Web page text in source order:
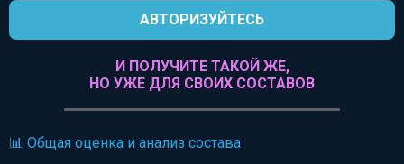
АВТОРИЗУЙТЕСЬ
И ПОЛУЧИТЕ ТАКОЙ ЖЕ,
НО УЖЕ ДЛЯ СВОИХ СОСТАВОВ
📊 Общая оценка и анализ состава